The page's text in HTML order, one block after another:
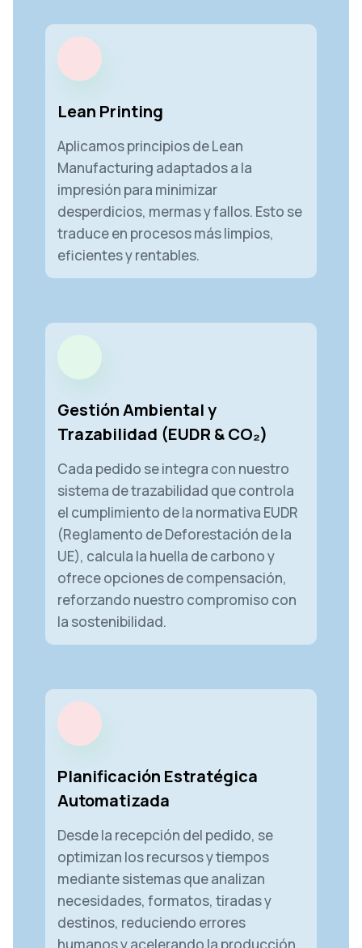
Lean Printing
Aplicamos principios de Lean
Manufacturing adaptados a la
impresión para minimizar
desperdicios, mermas y fallos. Esto se
traduce en procesos más limpios,
eficientes y rentables.
Gestión Ambiental y
Trazabilidad (EUDR & CO₂)
Cada pedido se integra con nuestro
sistema de trazabilidad que controla
el cumplimiento de la normativa EUDR
(Reglamento de Deforestación de la
UE), calcula la huella de carbono y
ofrece opciones de compensación,
reforzando nuestro compromiso con
la sostenibilidad.
Planificación Estratégica
Automatizada
Desde la recepción del pedido, se
optimizan los recursos y tiempos
mediante sistemas que analizan
necesidades, formatos, tiradas y
destinos, reduciendo errores
humanos y acelerando la producción.